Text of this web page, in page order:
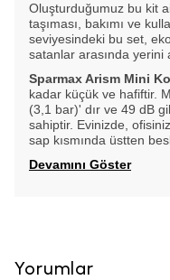
Oluşturduğumuz bu kit
taşıması, bakımı ve
seviyesindeki bu set,
satanlar arasında yerini
Sparmax Arism Mini
kadar küçük ve hafiftir.
(3,1 bar)' dır ve 49 dB
sahiptir. Evinizde,
sap kısmında üstten
Devamını Göster
Yorumlar